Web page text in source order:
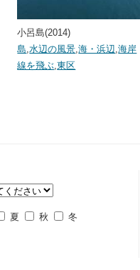
小呂島(2014)
島 ,水辺の風景 ,海・浜辺 ,海岸
線を飛ぶ ,東区
夏 秋 冬